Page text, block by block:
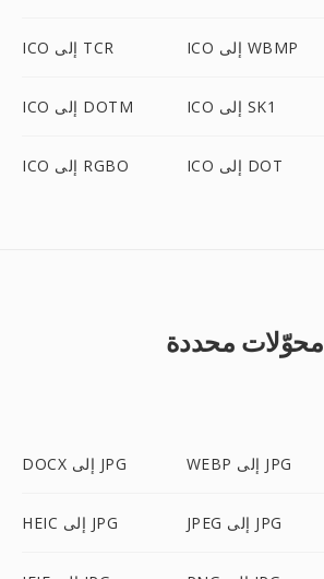
ICO إلى TCR ICO إلى WBMP
ICO إلى DOTM ICO إلى SK1
ICO إلى RGBO ICO إلى DOT
محوّلات محددة
DOCX إلى JPG WEBP إلى JPG
HEIC إلى JPG JPEG إلى JPG